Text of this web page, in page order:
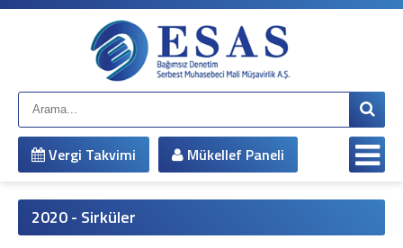
Hakkımızda
Çalışma Arkadaşlarımız
Misyonumuz
Vizyonumuz
Şirket Bilgileri
Hizmetlerimiz
Vergi Takvimi Mükellef Paneli
2020 - Sirküler